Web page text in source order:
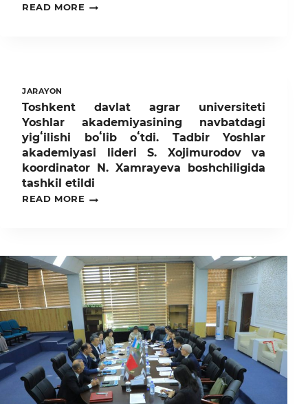
READ MORE
TOSHKENT
TADBIRI
ETILDI
JARAYON
Toshkent davlat agrar universiteti
Yoshlar akademiyasining navbatdagi
yigʻilishi boʻlib oʻtdi. Tadbir Yoshlar
akademiyasi lideri S. Xojimurodov va
koordinator N. Xamrayeva boshchiligida
tashkil etildi
READ MORE
TOSHKENT
AKADEMIYASINING
NAVBATDAGI
YIGʻILISHI
BOʻLIB
OʻTDI.
TADBIR
YOSHLAR
AKADEMIYASI
LIDERI
S.
XOJIMURODOV
VA
KOORDINATOR